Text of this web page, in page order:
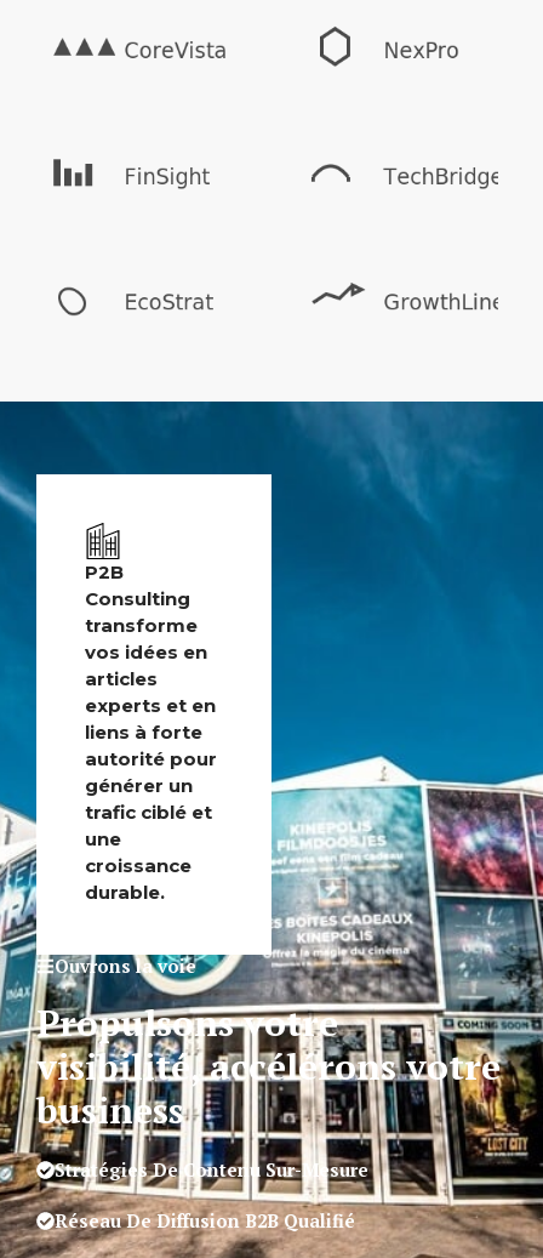
Ouvrons la voie
Propulsons votre
visibilité, accélérons votre
business
Stratégies De Contenu Sur-Mesure
Réseau De Diffusion B2B Qualifié
P2B
Consulting
transforme
vos idées en
articles
experts et en
liens à forte
autorité pour
générer un
trafic ciblé et
une
croissance
durable.